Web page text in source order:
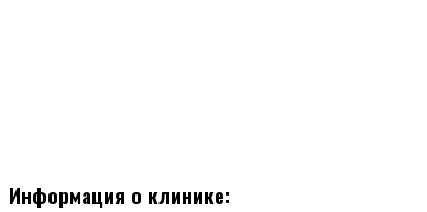
Информация о клинике: